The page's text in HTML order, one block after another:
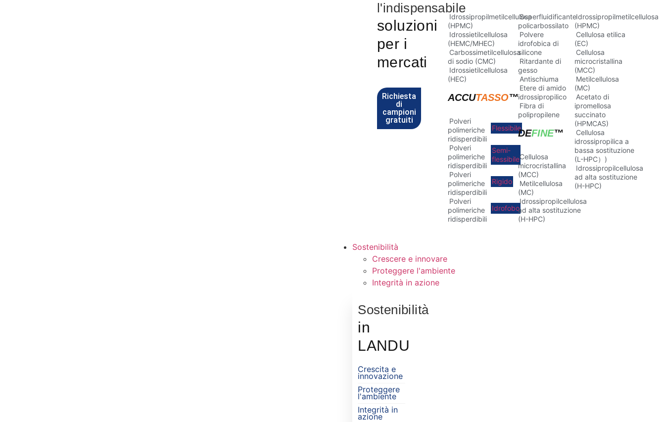
l'indispensabile
soluzioni
per i
mercati
Richiesta
di
campioni
gratuiti
Idrossipropilmetilcellulosa
(HPMC)
Idrossietilcellulosa
(HEMC/MHEC)
Carbossimetilcellulosa
di sodio (CMC)
Idrossietilcellulosa
(HEC)
ACCUTASSO™
Polveri
polimeriche
ridisperdibili
Flessibile
Polveri
polimeriche
ridisperdibili
Semi-
flessibile
Polveri
polimeriche
ridisperdibili
Rigido
Polveri
polimeriche
ridisperdibili
Idrofobo
Superfluidificante
policarbossilato
Polvere
idrofobica di
silicone
Ritardante di
gesso
Antischiuma
Etere di amido
idrossipropilico
Fibra di
polipropilene
DEFINE™
Cellulosa
microcristallina
(MCC)
Metilcellulosa
(MC)
Idrossipropilcellulosa
ad alta sostituzione
(H-HPC)
Idrossipropilmetilcellulosa
(HPMC)
Cellulosa etilica
(EC)
Cellulosa
microcristallina
(MCC)
Metilcellulosa
(MC)
Acetato di
ipromellosa
succinato
(HPMCAS)
Cellulosa
idrossipropilica a
bassa sostituzione
(L-HPC）)
Idrossipropilcellulosa
ad alta sostituzione
(H-HPC)
Sostenibilità
Crescere e innovare
Proteggere l'ambiente
Integrità in azione
Sostenibilità
in
LANDU
Crescita e
innovazione
Proteggere
l'ambiente
Integrità in
azione